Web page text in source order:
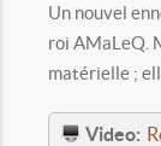
Un nouvel
roi AMaLeQ.
matérielle ;
Video: